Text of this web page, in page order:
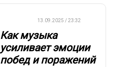
13.09.2025 / 23:32
Как музыка
усиливает эмоции
побед и поражений